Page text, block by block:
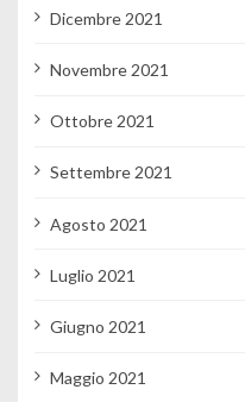
Dicembre 2021
Novembre 2021
Ottobre 2021
Settembre 2021
Agosto 2021
Luglio 2021
Giugno 2021
Maggio 2021